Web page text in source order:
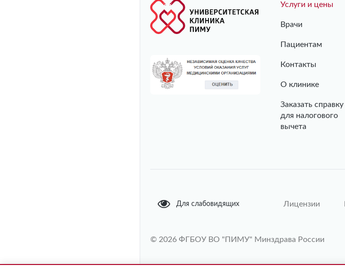
Услуги и цены
Врачи
Пациентам
Контакты
О клинике
Заказать справку
для налогового
вычета
Для слабовидящих Лицензии
© 2026 ФГБОУ ВО "ПИМУ" Минздрава России